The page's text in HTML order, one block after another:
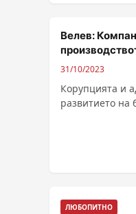
Велев:
31/10/2023
Корупцията и
развитието на
ЛЮБОПИТНО